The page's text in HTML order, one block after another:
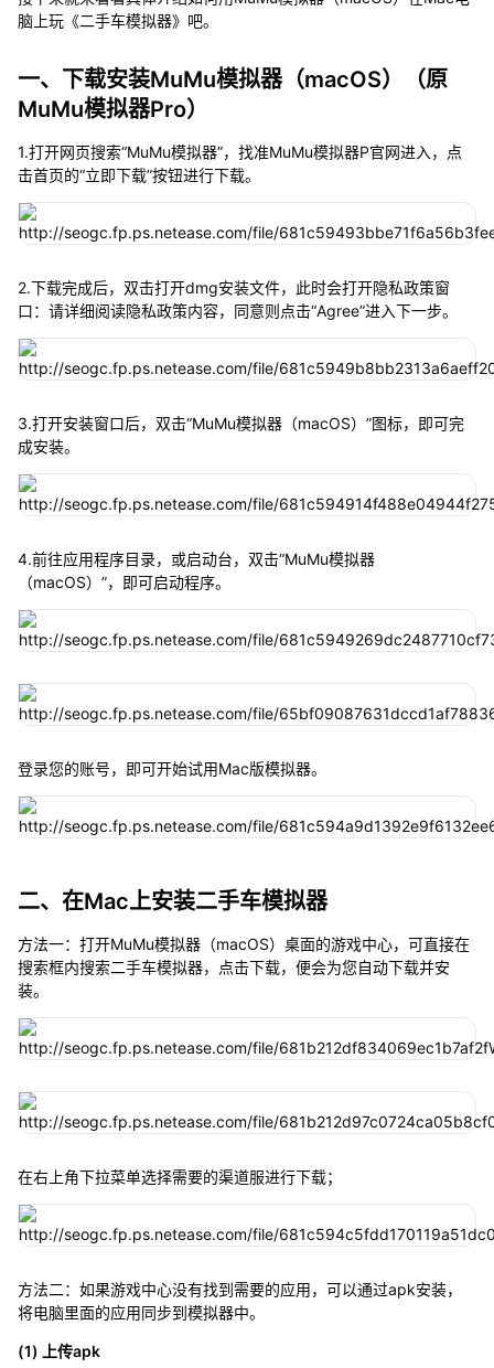
脑上玩《二手车模拟器》吧。
一、下载安装MuMu模拟器（macOS）（原
MuMu模拟器Pro）
1.打开网页搜索“MuMu模拟器”，找准MuMu模拟器P官网进入，点
击首页的“立即下载”按钮进行下载。
2.下载完成后，双击打开dmg安装文件，此时会打开隐私政策窗
口：请详细阅读隐私政策内容，同意则点击“Agree”进入下一步。
3.打开安装窗口后，双击“MuMu模拟器（macOS）”图标，即可完
成安装。
4.前往应用程序目录，或启动台，双击“MuMu模拟器
（macOS）”，即可启动程序。
登录您的账号，即可开始试用Mac版模拟器。
二、在Mac上安装二手车模拟器
方法一：打开MuMu模拟器（macOS）桌面的游戏中心，可直接在
搜索框内搜索二手车模拟器，点击下载，便会为您自动下载并安
装。
在右上角下拉菜单选择需要的渠道服进行下载；
方法二：如果游戏中心没有找到需要的应用，可以通过apk安装，
将电脑里面的应用同步到模拟器中。
(1) 上传apk